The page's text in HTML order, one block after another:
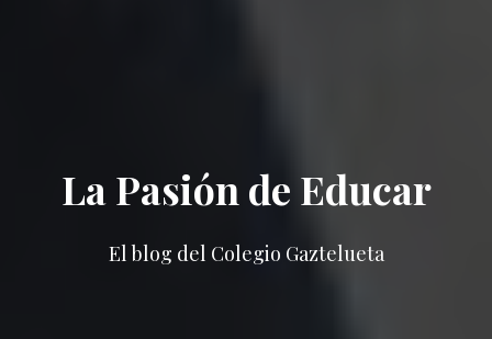
La Pasión de Educar
El blog del Colegio Gaztelueta